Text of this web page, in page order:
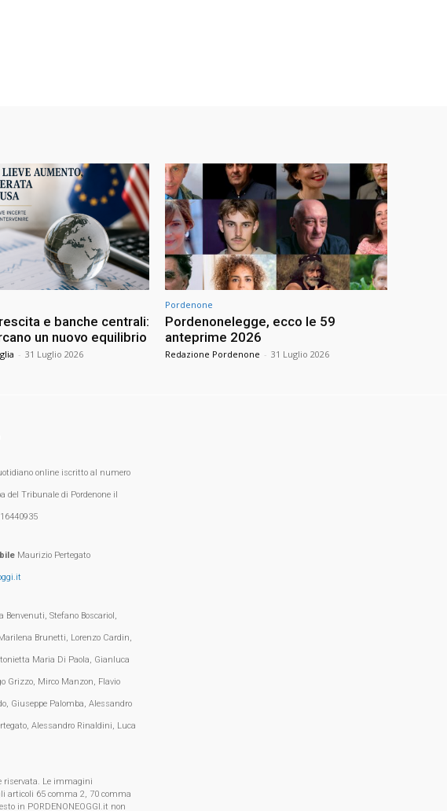
e banche centrali:
un nuovo equilibrio
- 31 Luglio 2026
Pordenone
Pordenonelegge, ecco le 59
anteprime 2026
Redazione Pordenone - 31 Luglio 2026
online iscritto al numero
del Tribunale di Pordenone il
Maurizio Pertegato
Benvenuti, Stefano Boscariol,
Brunetti, Lorenzo Cardin,
Maria Di Paola, Gianluca
Grizzo, Mirco Manzon, Flavio
Giuseppe Palomba, Alessandro
Alessandro Rinaldini, Luca
riservata. Le immagini
articoli 65 comma 2, 70 comma
in PORDENONEOGGI.it non